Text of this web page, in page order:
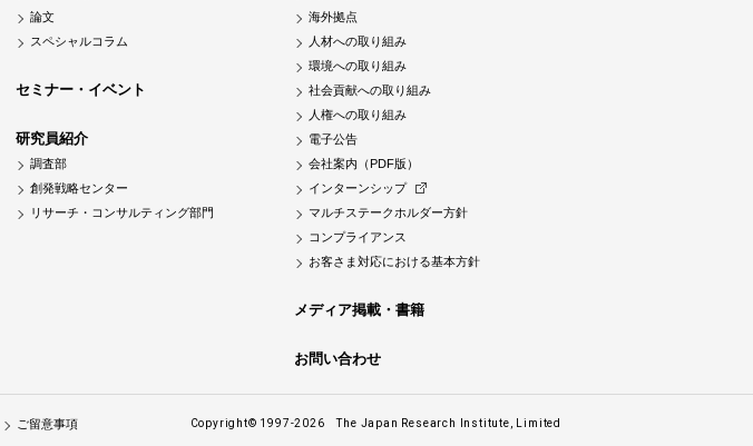
論文
スペシャルコラム
セミナー・イベント
研究員紹介
調査部
創発戦略センター
リサーチ・コンサルティング部門
海外拠点
人材への取り組み
環境への取り組み
社会貢献への取り組み
人権への取り組み
電子公告
会社案内（PDF版）
インターンシップ
マルチステークホルダー方針
コンプライアンス
お客さま対応における基本方針
メディア掲載・書籍
お問い合わせ
ご留意事項 Copyright© 1997-2026 The Japan Research Institute, Limited